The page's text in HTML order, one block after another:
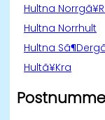
Hultna
Hultna Norrhult
Hultna
Hultã¥Kra